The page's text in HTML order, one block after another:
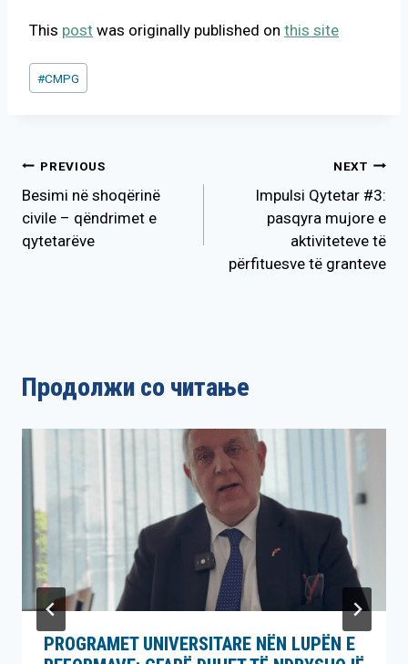
This post was originally published on this site
Post
Tags:
#CMPG
Post
navigation
PREVIOUS
Besimi në shoqërinë
civile – qëndrimet e
qytetarëve
NEXT
Impulsi Qytetar #3:
pasqyra mujore e
aktiviteteve të
përfituesve të granteve
Продолжи со читање
PROGRAMET UNIVERSITARE NËN LUPËN E